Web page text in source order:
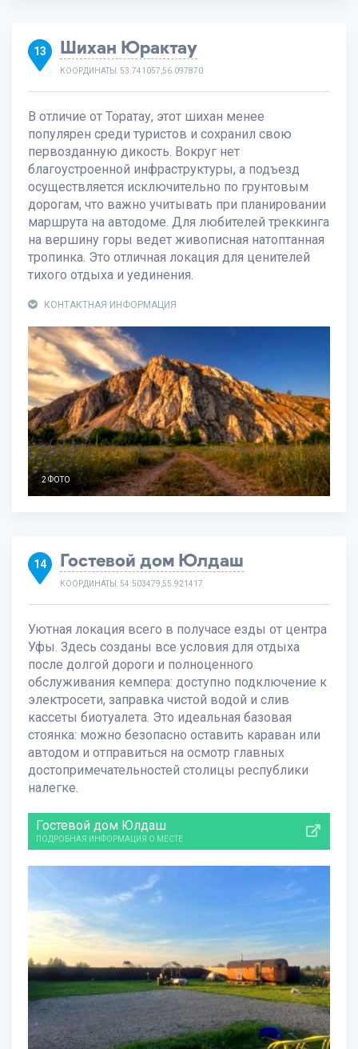
13 Шихан Юрактау
КООРДИНАТЫ: 53.741057,56.097870
В отличие от Торатау, этот шихан менее
популярен среди туристов и сохранил свою
первозданную дикость. Вокруг нет
благоустроенной инфраструктуры, а подъезд
осуществляется исключительно по грунтовым
дорогам, что важно учитывать при планировании
маршрута на автодоме. Для любителей треккинга
на вершину горы ведет живописная натоптанная
тропинка. Это отличная локация для ценителей
тихого отдыха и уединения.
КОНТАКТНАЯ ИНФОРМАЦИЯ
2 ФОТО
14 Гостевой дом Юлдаш
КООРДИНАТЫ: 54.503479,55.921417
Уютная локация всего в получасе езды от центра
Уфы. Здесь созданы все условия для отдыха
после долгой дороги и полноценного
обслуживания кемпера: доступно подключение к
электросети, заправка чистой водой и слив
кассеты биотуалета. Это идеальная базовая
стоянка: можно безопасно оставить караван или
автодом и отправиться на осмотр главных
достопримечательностей столицы республики
налегке.
Гостевой дом Юлдаш
ПОДРОБНАЯ ИНФОРМАЦИЯ О МЕСТЕ